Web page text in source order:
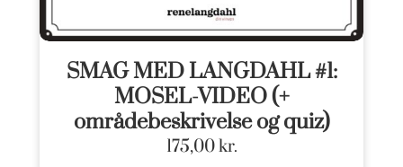
SMAG MED LANGDAHL #1:
MOSEL-VIDEO (+
områdebeskrivelse og quiz)
175,00kr.